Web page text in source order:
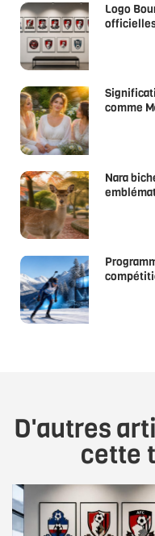
Logo
comme
Nara
D'autres
cette